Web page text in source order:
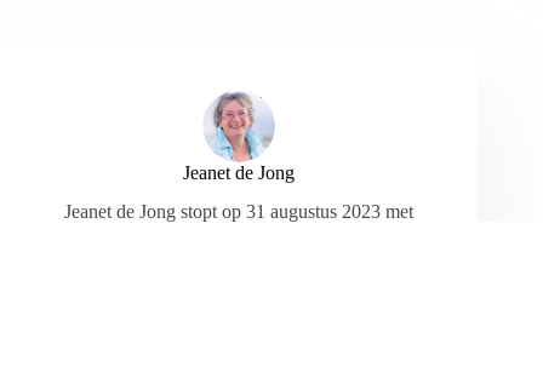
Jeanet de Jong
Jeanet de Jong stopt op 31 augustus 2023 met